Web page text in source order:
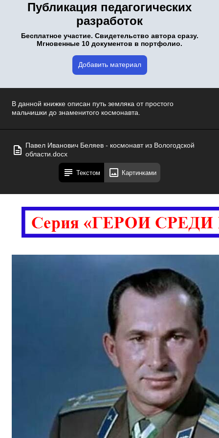
Публикация педагогических
разработок
Бесплатное участие. Свидетельство автора сразу.
Мгновенные 10 документов в портфолио.
Добавить материал
В данной книжке описан путь земляка от простого
мальчишки до знаменитого космонавта.
Павел Иванович Беляев - космонавт из Вологодской
области.docx
Текстом Картинками